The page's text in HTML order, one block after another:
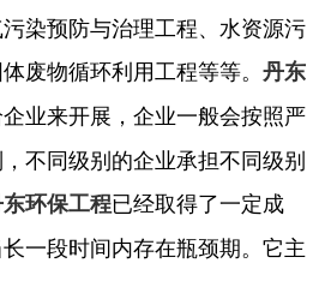
染预防与治理工程、水资源污
废物循环利用工程等等。 丹东
业来开展，企业一般会按照严
不同级别的企业承担不同级别
环保工程已经取得了一定成
一段时间内存在瓶颈期。它主